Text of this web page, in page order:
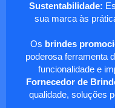
Sustentabilidade:
sua marca às
Os brindes
poderosa ferramenta
funcionalidade e
Fornecedor de
qualidade, soluções